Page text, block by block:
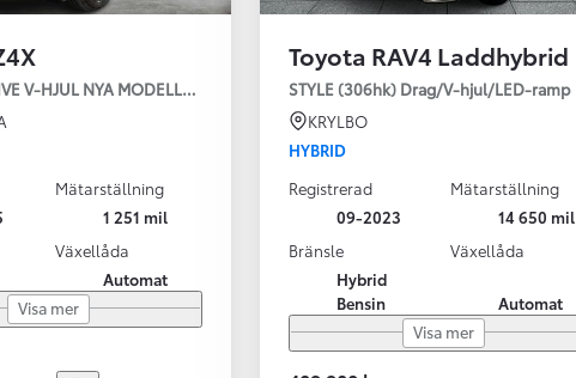
Från 324 900 kr
Från 3 194 kr/mån
Toyota C-HR
HYBRID & LADDHYBRID
AWD EXECUTIVE V-HJUL NYA MODELLEN
Mätarställning
1 251 mil
Växellåda
Automat
Visa mer
Toyota RAV4 Laddhybrid
STYLE (306hk) Drag/V-hjul/LED-ramp
KRYLBO
HYBRID
Registrerad
09-2023
Mätarställning
14 650 mil
Bränsle
Hybrid
Bensin
Växellåda
Automat
Visa mer